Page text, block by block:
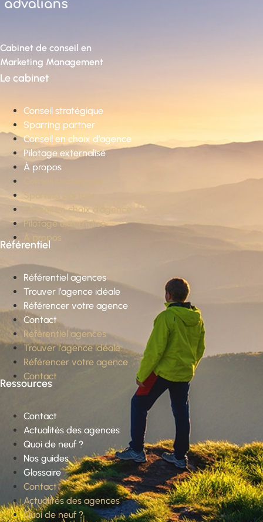
Cabinet de conseil en
Marketing Management
Le cabinet
Conseil stratégique
Sparring partner
Conseil en choix d’agence
Pilotage externalisé
À propos
Conseil stratégique
Sparring partner
Conseil en choix d’agence
Pilotage externalisé
À propos
Référentiel
Référentiel agences
Trouver l’agence idéale
Référencer votre agence
Contact
Référentiel agences
Trouver l’agence idéale
Référencer votre agence
Contact
Ressources
Contact
Actualités des agences
Quoi de neuf ?
Nos guides
Glossaire
Contact
Actualités des agences
Quoi de neuf ?